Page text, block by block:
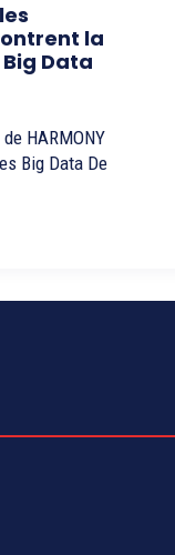
la
Data
HARMONY
Data De